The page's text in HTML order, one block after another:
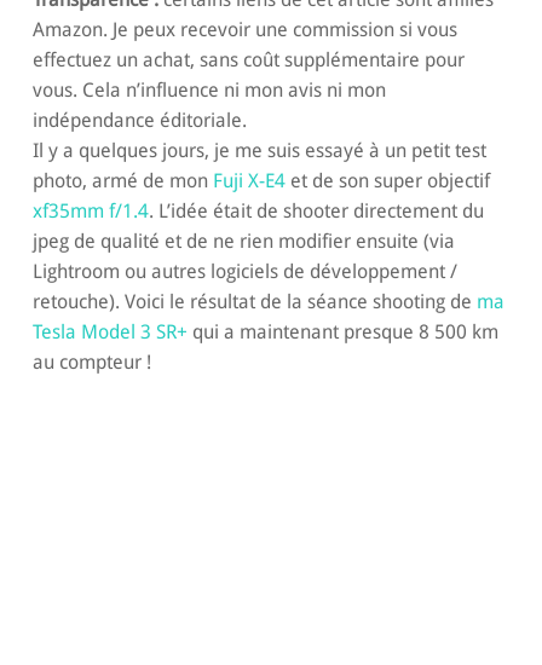
Amazon. Je peux recevoir une commission si vous
effectuez un achat, sans coût supplémentaire pour
vous. Cela n’influence ni mon avis ni mon
indépendance éditoriale.
Il y a quelques jours, je me suis essayé à un petit test
photo, armé de mon Fuji X-E4et de son super objectif
xf35mm f/1.4. L’idée était de shooter directement du
jpeg de qualité et de ne rien modifier ensuite (via
Lightroom ou autres logiciels de développement /
retouche). Voici le résultat de la séance shooting de ma
Tesla Model 3 SR+ qui a maintenant presque 8 500 km
au compteur !